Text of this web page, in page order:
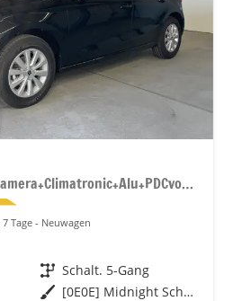
Style 80PS Kessy+Kamera+Climatronic+Alu+PDCvohi+Sitzheiz+App-Connect+DAB
7 Tage Neuwagen
Getriebe Schalt. 5-Gang
Außenfarbe
[0E0E] Midnight Schwarz Metallic